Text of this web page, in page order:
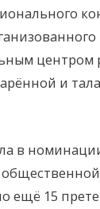
центром
и
в
ещё 15